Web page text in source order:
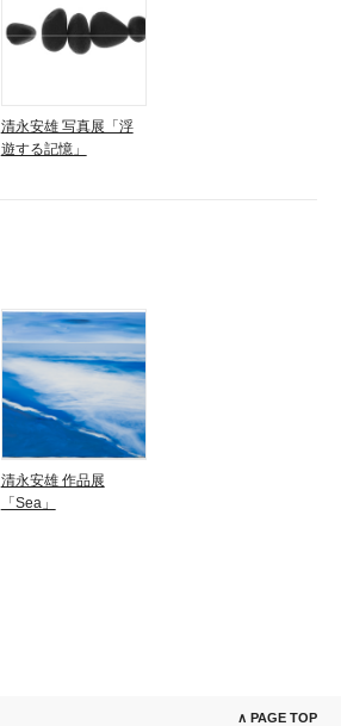
清永安雄 写真展「浮
遊する記憶」
清永安雄 作品展
「Sea」
∧ PAGE TOP